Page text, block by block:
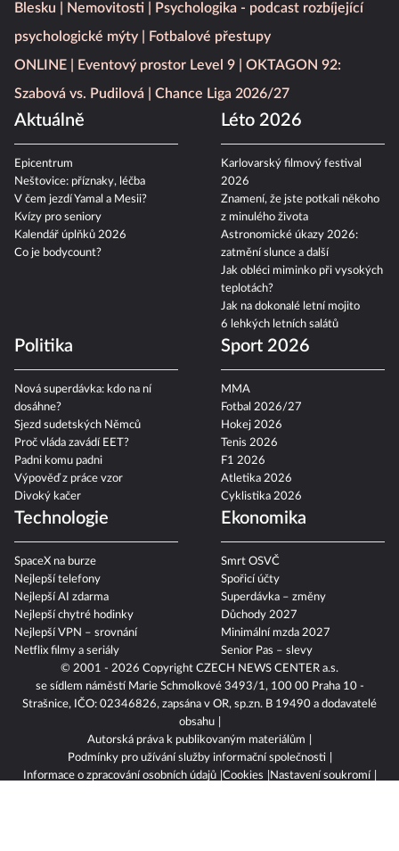
© 2001 - 2026 Copyright CZECH NEWS CENTER a.s.
se sídlem náměstí Marie Schmolkové 3493/1, 100 00 Praha 10 -
Strašnice, IČO: 02346826, zapsána v OR, sp.zn. B 19490 a dodavatelé
obsahu
Autorská práva k publikovaným materiálům
Podmínky pro užívání služby informační společnosti
Informace o zpracování osobních údajů Cookies
Nastavení soukromí
Blesku
Nemovitosti
Psychologika - podcast rozbíjející
psychologické mýty
Fotbalové přestupy
ONLINE
Eventový prostor Level 9
OKTAGON 92:
Szabová vs. Pudilová
Chance Liga 2026/27
Aktuálně
Epicentrum
Neštovice: příznaky, léčba
V čem jezdí Yamal a Mesii?
Kvízy pro seniory
Kalendář úplňků 2026
Co je bodycount?
Léto 2026
Karlovarský filmový festival
2026
Znamení, že jste potkali někoho
z minulého života
Astronomické úkazy 2026:
zatmění slunce a další
Jak obléci miminko při vysokých
teplotách?
Jak na dokonalé letní mojito
6 lehkých letních salátů
Politika
Nová superdávka: kdo na ní
dosáhne?
Sjezd sudetských Němců
Proč vláda zavádí EET?
Padni komu padni
Výpověď z práce vzor
Divoký kačer
Sport 2026
MMA
Fotbal 2026/27
Hokej 2026
Tenis 2026
F1 2026
Atletika 2026
Cyklistika 2026
Technologie
SpaceX na burze
Nejlepší telefony
Nejlepší AI zdarma
Nejlepší chytré hodinky
Nejlepší VPN – srovnání
Netflix filmy a seriály
Ekonomika
Smrt OSVČ
Spořicí účty
Superdávka – změny
Důchody 2027
Minimální mzda 2027
Senior Pas – slevy